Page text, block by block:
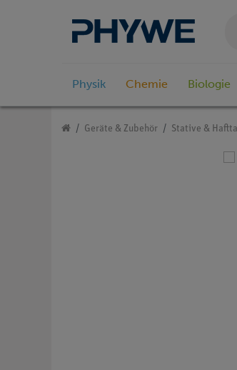
Physik Chemie Biologie
Geräte & Zubehör Stative &